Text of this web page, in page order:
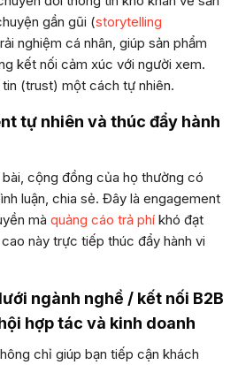
gần gũi (storytelling
nghiệm cá nhân, giúp sản phẩm
kết nối cảm xúc với người xem.
(trust) một cách tự nhiên.
tự nhiên và thúc đẩy hành
cộng đồng của họ thường có
luận, chia sẻ. Đây là engagement
mà quảng cáo trả phí khó đạt
này trực tiếp thúc đẩy hành vi
ngành nghề / kết nối B2B
hợp tác và kinh doanh
chỉ giúp bạn tiếp cận khách